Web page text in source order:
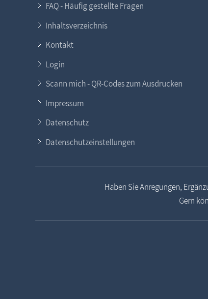
FAQ - Häufig gestellte Fragen
Inhaltsverzeichnis
Kontakt
Login
Scann mich - QR-Codes zum Ausdrucken
Impressum
Datenschutz
Datenschutzeinstellungen
Haben Sie Anregungen,
Gern